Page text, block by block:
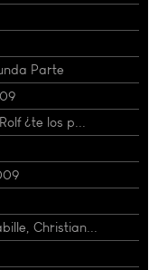
Parte
¿te los p...
Christian...